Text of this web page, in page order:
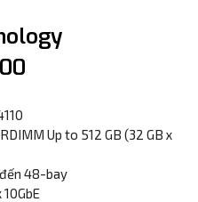
Up to 512 GB (32 GB x
48-bay
10GbE